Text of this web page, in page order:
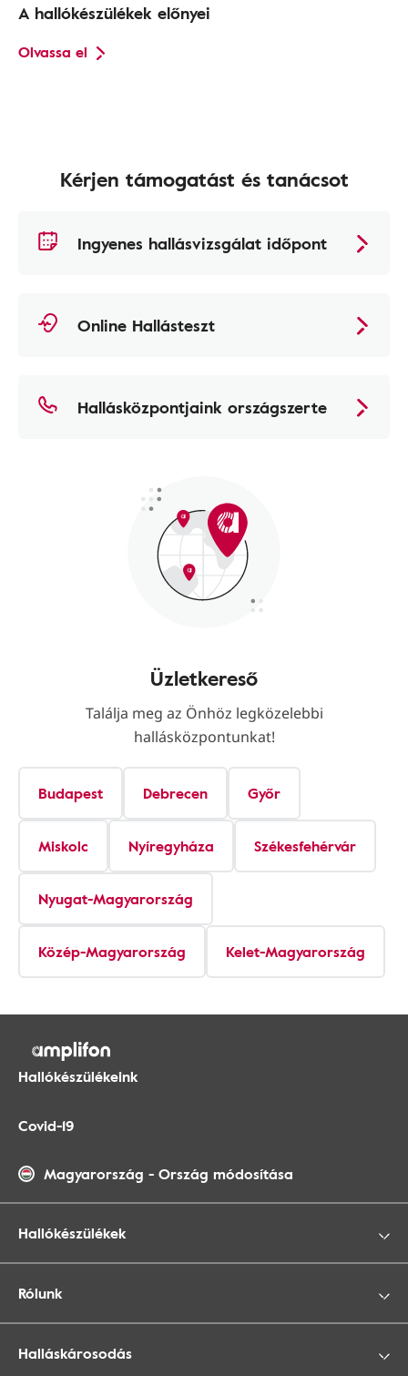
A hallókészülékek előnyei
Olvassa el
Kérjen támogatást és tanácsot
Ingyenes hallásvizsgálat időpont
Online Hallásteszt
Hallásközpontjaink országszerte
Üzletkereső
Találja meg az Önhöz legközelebbi
hallásközpontunkat!
Budapest Debrecen Győr
Miskolc Nyíregyháza Székesfehérvár
Nyugat-Magyarország
Közép-Magyarország Kelet-Magyarország
Hallókészülékeink
Covid-19
Magyarország - Ország módosítása
Hallókészülékek
Rólunk
Halláskárosodás